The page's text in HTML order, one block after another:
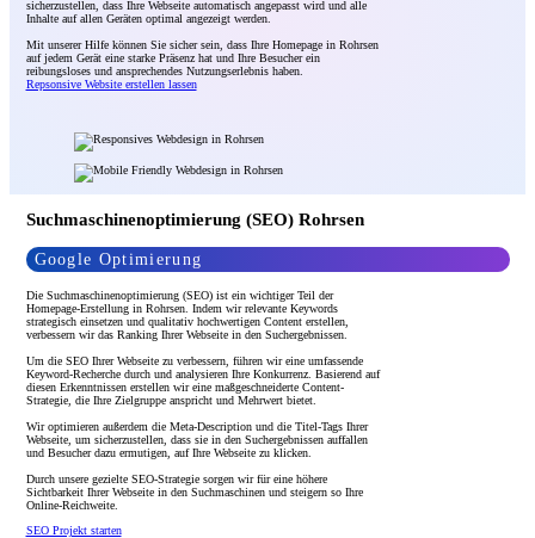
sicherzustellen, dass Ihre Webseite automatisch angepasst wird und alle
Inhalte auf allen Geräten optimal angezeigt werden.
Mit unserer Hilfe können Sie sicher sein, dass Ihre Homepage in Rohrsen
auf jedem Gerät eine starke Präsenz hat und Ihre Besucher ein
reibungsloses und ansprechendes Nutzungserlebnis haben.
Repsonsive Website erstellen lassen
Suchmaschinenoptimierung (SEO) Rohrsen
Google Optimierung
Die Suchmaschinenoptimierung (SEO) ist ein wichtiger Teil der
Homepage-Erstellung in Rohrsen. Indem wir relevante Keywords
strategisch einsetzen und qualitativ hochwertigen Content erstellen,
verbessern wir das Ranking Ihrer Webseite in den Suchergebnissen.
Um die SEO Ihrer Webseite zu verbessern, führen wir eine umfassende
Keyword-Recherche durch und analysieren Ihre Konkurrenz. Basierend auf
diesen Erkenntnissen erstellen wir eine maßgeschneiderte Content-
Strategie, die Ihre Zielgruppe anspricht und Mehrwert bietet.
Wir optimieren außerdem die Meta-Description und die Titel-Tags Ihrer
Webseite, um sicherzustellen, dass sie in den Suchergebnissen auffallen
und Besucher dazu ermutigen, auf Ihre Webseite zu klicken.
Durch unsere gezielte SEO-Strategie sorgen wir für eine höhere
Sichtbarkeit Ihrer Webseite in den Suchmaschinen und steigern so Ihre
Online-Reichweite.
SEO Projekt starten